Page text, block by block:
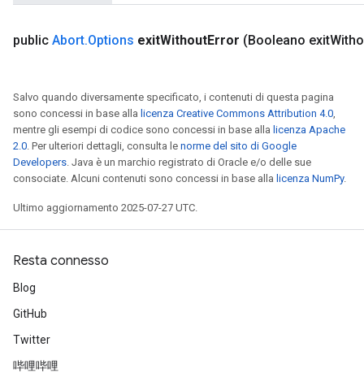
public Abort.Options exitWithoutError (Booleano exit
Salvo quando diversamente specificato, i contenuti di questa pagina
sono concessi in base alla licenza Creative Commons Attribution 4.0,
mentre gli esempi di codice sono concessi in base alla licenza Apache
2.0. Per ulteriori dettagli, consulta le norme del sito di Google
Developers. Java è un marchio registrato di Oracle e/o delle sue
consociate. Alcuni contenuti sono concessi in base alla licenza NumPy.
Ultimo aggiornamento 2025-07-27 UTC.
Resta connesso
Blog
GitHub
Twitter
哔哩哔哩